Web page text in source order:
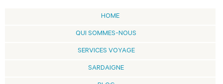
HOME
QUI SOMMES-NOUS
SERVICES VOYAGE
SARDAIGNE